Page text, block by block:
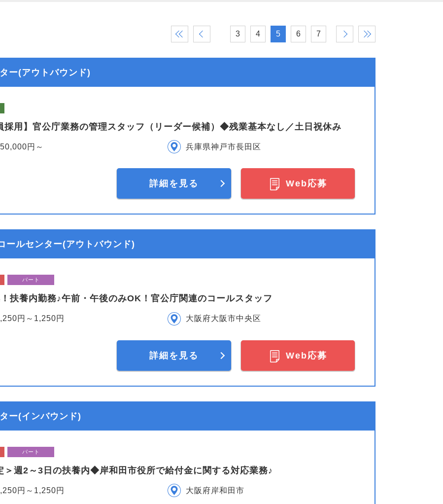
« ‹ 3 4 5 6 7 › »
ー(アウトバウンド)
採用】官公庁業務の管理スタッフ（リーダー候補）◆残業基本なし／土日祝休み
円～ 兵庫県神戸市長田区
詳細を見る Web応募
ールセンター(アウトバウンド)
パート
扶養内勤務♪午前・午後のみOK！官公庁関連のコールスタッフ
円～1,250円 大阪府大阪市中央区
詳細を見る Web応募
ー(インバウンド)
パート
＞週2～3日の扶養内◆岸和田市役所で給付金に関する対応業務♪
円～1,250円 大阪府岸和田市